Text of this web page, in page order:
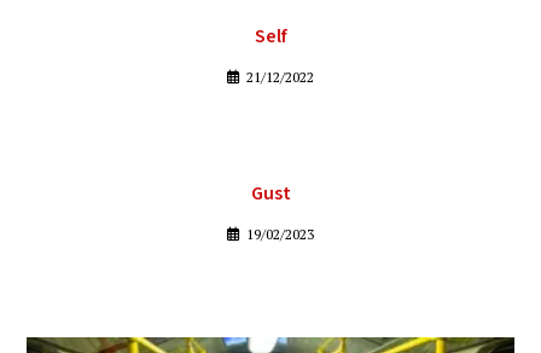
Self
21/12/2022
Gust
19/02/2023